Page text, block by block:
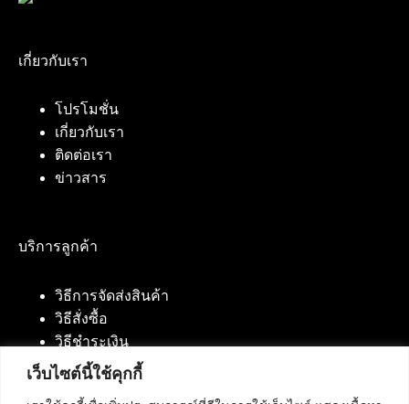
เว็บไซต์นี้ใช้คุกกี้
เกี่ยวกับเรา
โปรโมชั่น
เกี่ยวกับเรา
ติดต่อเรา
ข่าวสาร
บริการลูกค้า
วิธีการจัดส่งสินค้า
วิธีสั่งซื้อ
วิธีชำระเงิน